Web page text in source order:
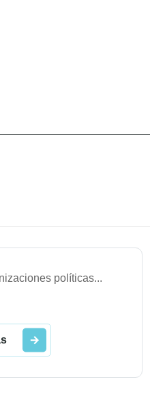
políticas...